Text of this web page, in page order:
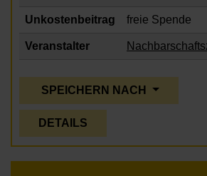
Unkostenbeitrag freie Spende
Veranstalter
SPEICHERN NACH
DETAILS